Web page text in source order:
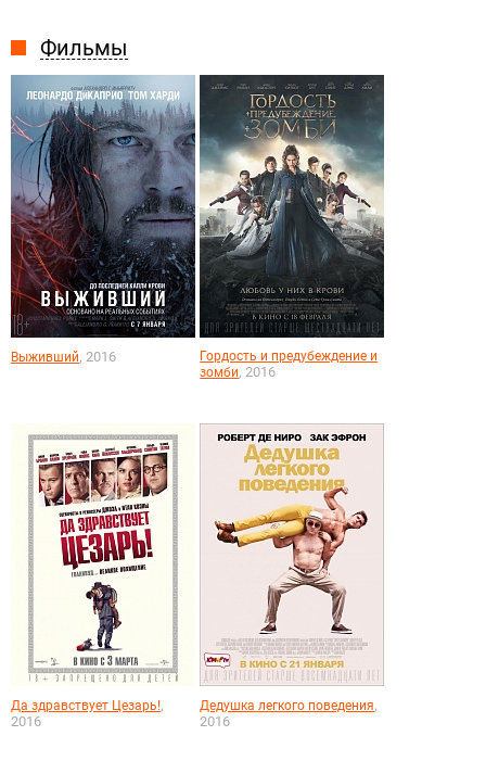
Фильмы
Выживший, 2016
Гордость и предубеждение и
зомби, 2016
Да здравствует Цезарь!,
2016
Дедушка легкого поведения,
2016